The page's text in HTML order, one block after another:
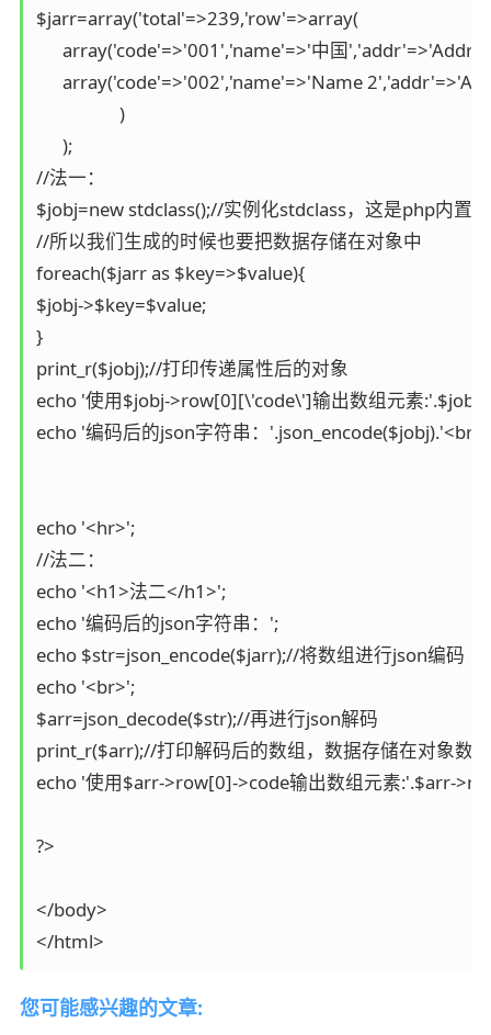
$jarr=array('total'=>239,'row'=>array(
array('code'=>'001','name'=>'中国
array('code'=>'002','name'=>'Name
                   )
      );
//法一：
$jobj=new stdclass();//实例化stdclass，这是php内置
//所以我们生成的时候也要把数据存储在对象中
foreach($jarr as $key=>$value){
$jobj->$key=$value;
}
print_r($jobj);//打印传递属性后的对象
echo '使用$jobj->row[0][\'code\']输出数组元素
echo '编码后的json字符串：
echo '<hr>';
//法二：
echo '<h1>法二</h1>';
echo '编码后的json字符串：';
echo $str=json_encode($jarr);//将数组进行json编码
echo '<br>';
$arr=json_decode($str);//再进行json解码
print_r($arr);//打印解码后的数组，数据存储在对象数
echo '使用$arr->row[0]->code输出数组元素:'.$arr-
?>
</body>
您可能感兴趣的文章: